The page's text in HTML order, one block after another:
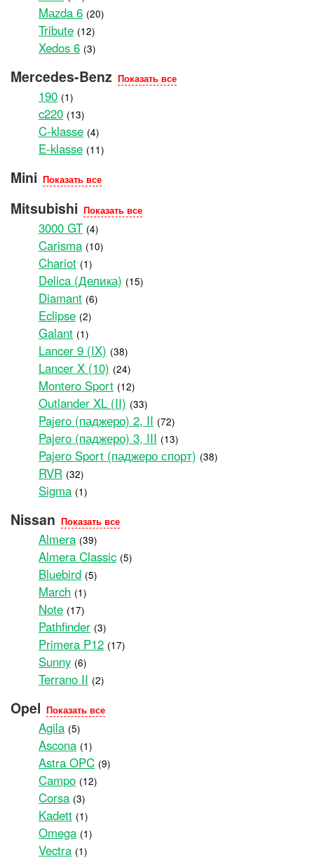
Mаzda 6 (20)
Tribute (12)
Xedos 6 (3)
Mercedes-Benz Показать все
190 (1)
c220 (13)
C-klasse (4)
E-klasse (11)
Mini Показать все
Mitsubishi Показать все
3000 GT (4)
Carisma (10)
Chariot (1)
Delica (Делика) (15)
Diamant (6)
Eclipse (2)
Galant (1)
Lancer 9 (IX) (38)
Lancer X (10) (24)
Montero Sport (12)
Outlander XL (II) (33)
Pajero (паджеро) 2, II (72)
Pajero (паджеро) 3, III (13)
Pajero Sport (паджеро спорт) (38)
RVR (32)
Sigma (1)
Nissan Показать все
Almera (39)
Almera Classic (5)
Bluebird (5)
March (1)
Note (17)
Pathfinder (3)
Primera P12 (17)
Sunny (6)
Terrano II (2)
Opel Показать все
Agila (5)
Ascona (1)
Astra OPC (9)
Campo (12)
Corsa (3)
Kadett (1)
Omega (1)
Vectra (1)